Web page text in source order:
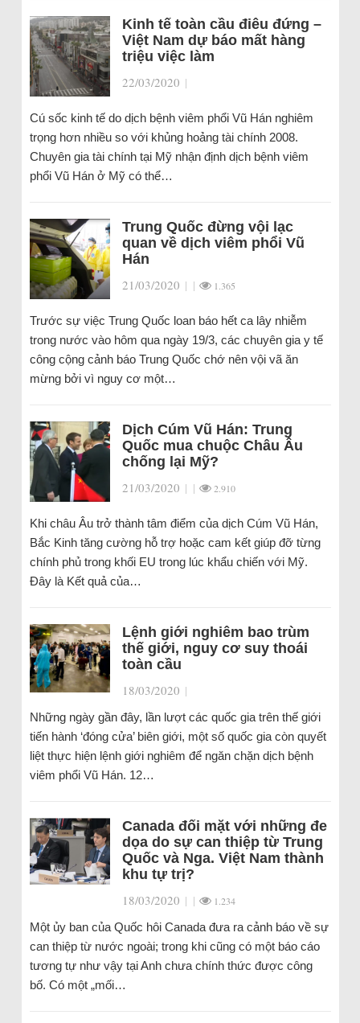
Kinh tế toàn cầu điêu đứng –
Việt Nam dự báo mất hàng
triệu việc làm
22/03/2020 |
Cú sốc kinh tế do dịch bệnh viêm phổi Vũ Hán nghiêm
trọng hơn nhiều so với khủng hoảng tài chính 2008.
Chuyên gia tài chính tại Mỹ nhận định dịch bệnh viêm
phổi Vũ Hán ở Mỹ có thể…
Trung Quốc đừng vội lạc
quan về dịch viêm phổi Vũ
Hán
21/03/2020 | | 1.365
Trước sự việc Trung Quốc loan báo hết ca lây nhiễm
trong nước vào hôm qua ngày 19/3, các chuyên gia y tế
công cộng cảnh báo Trung Quốc chớ nên vội vã ăn
mừng bởi vì nguy cơ một…
Dịch Cúm Vũ Hán: Trung
Quốc mua chuộc Châu Âu
chống lại Mỹ?
21/03/2020 | | 2.910
Khi châu Âu trở thành tâm điểm của dịch Cúm Vũ Hán,
Bắc Kinh tăng cường hỗ trợ hoặc cam kết giúp đỡ từng
chính phủ trong khối EU trong lúc khẩu chiến với Mỹ.
Đây là Kết quả của…
Lệnh giới nghiêm bao trùm
thế giới, nguy cơ suy thoái
toàn cầu
18/03/2020 |
Những ngày gần đây, lần lượt các quốc gia trên thế giới
tiến hành ‘đóng cửa’ biên giới, một số quốc gia còn quyết
liệt thực hiện lệnh giới nghiêm để ngăn chặn dịch bệnh
viêm phổi Vũ Hán. 12…
Canada đối mặt với những đe
dọa do sự can thiệp từ Trung
Quốc và Nga. Việt Nam thành
khu tự trị?
18/03/2020 | | 1.234
Một ủy ban của Quốc hôi Canada đưa ra cảnh báo về sự
can thiệp từ nước ngoài; trong khi cũng có một báo cáo
tương tự như vậy tại Anh chưa chính thức được công
bố. Có một „mối…